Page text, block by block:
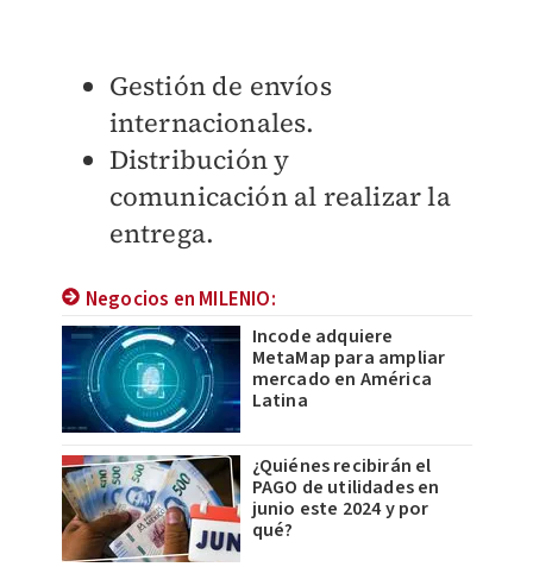
Gestión de envíos
internacionales.
Distribución y
comunicación al realizar la
entrega.
Negocios en MILENIO:
Incode adquiere
MetaMap para ampliar
mercado en América
Latina
¿Quiénes recibirán el
PAGO de utilidades en
junio este 2024 y por
qué?